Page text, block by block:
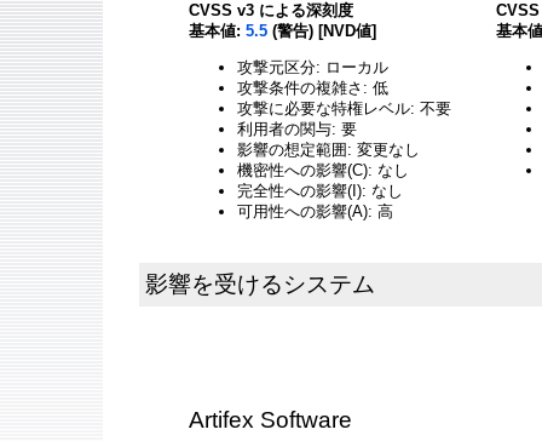
CVSS v3 による深刻度
基本値: 5.5 (警告) [NVD値]
攻撃元区分: ローカル
攻撃条件の複雑さ: 低
攻撃に必要な特権レベル: 不要
利用者の関与: 要
影響の想定範囲: 変更なし
機密性への影響(C): なし
完全性への影響(I): なし
可用性への影響(A): 高
基本
影響を受けるシステム
Artifex Software